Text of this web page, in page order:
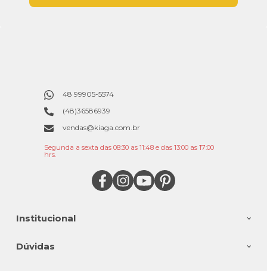
Institucional
Dúvidas
48 99905-5574
(48)36586939
vendas@kiaga.com.br
Segunda a sexta das 08:30 as 11:48 e das 13:00 as 17:00
hrs.